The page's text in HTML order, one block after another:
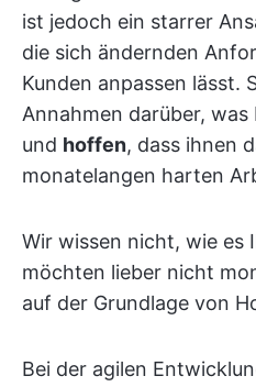
ist jedoch ein starrer
die sich ändernden
Kunden anpassen lässt.
Annahmen darüber,
und hoffen, dass ihnen
monatelangen harten
Wir wissen nicht, wie es
möchten lieber nicht
auf der Grundlage von
Bei der agilen